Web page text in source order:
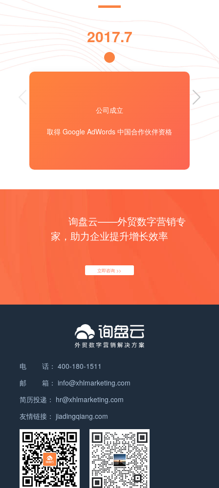
荣膺【年度最佳外贸营销SaaS产品】
2020年8月，SaaS领域的权威盛会“（第五届）中国
SaaS应用大会”在上海落下帷幕，询盘云在“云领
奖”的评选中上荣获【年度最佳外贸营销SaaS】称
号，这是继2019年之后，询盘云第二次获奖。
荣登【2020年中国最受分析师关注新经济 独角兽企业TOP100榜单】
关注新经济独角兽企业TOP100榜单》，该榜单由全
球领先的新经济行业数据挖掘和分析机构iiMedia
Research权威发布。
动，行业首创的询盘云Marketing CRM荣登【2020大
获选【2020中国科创产业新锐TOP50】
在北京举行，询盘云凭借先进的创新能力及产品优势
从700多家企业中脱颖而出，荣登【2020中国科创产
业新锐TOP50】榜单。
2019年5月，在中国SaaS应用大会上，询盘云荣膺
【年度最佳外贸营销SaaS产品】【年度最具投资价值
斩获【商业模式引领奖】
2019年7月，第八届中国财经峰会“商业的力量”致敬
盛典在京盛大启幕。询盘云受邀参加了此次峰会，凭
借开创的外贸营销新模式和优质服务，斩获了【商业
模式引领奖】。
荣列【中国企业云科技服务商50强】
2019年7月，在“中国企业云高峰论坛”上，企业云科
技服务商50强榜单正式揭晓，询盘云首次参评，荣列
入选【ToB行业影响力·产品价值榜】
2019年12月，「ToB行业头条」发布了2019年「ToB
行业影响力榜」，询盘云入选【ToB行业影响力·产品
价值榜】。
荣膺【年度最佳外贸营销SaaS产品】
2017.7
公司成立
取得 Google AdWords 中国合作伙伴资格
询盘云——外贸数字营销专
家，助力企业提升增长效率
立即咨询 >>
电 话： 400-180-1511
邮 箱： info@xhlmarketing.com
简历投递： hr@xhlmarketing.com
友情链接： jiadingqiang.com